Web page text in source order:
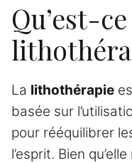
Qu’est-
La lithothérapie
basée sur
pour rééquilibrer
l’esprit. Bien